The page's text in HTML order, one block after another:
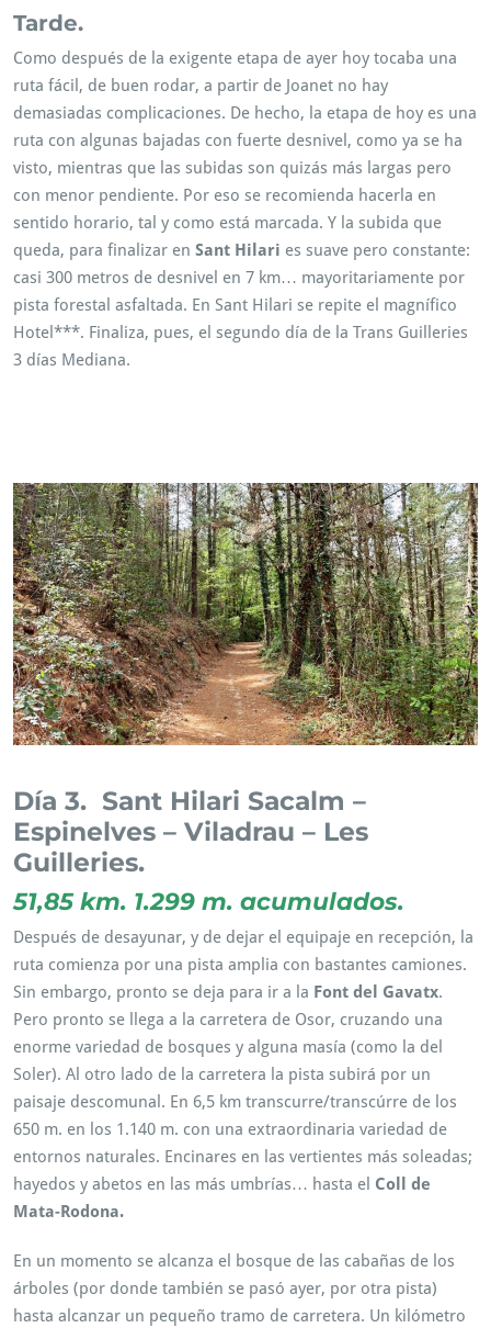
Tarde.
Como después de la exigente etapa de ayer hoy tocaba una
ruta fácil, de buen rodar, a partir de Joanet no hay
demasiadas complicaciones. De hecho, la etapa de hoy es una
ruta con algunas bajadas con fuerte desnivel, como ya se ha
visto, mientras que las subidas son quizás más largas pero
con menor pendiente. Por eso se recomienda hacerla en
sentido horario, tal y como está marcada. Y la subida que
queda, para finalizar en Sant Hilari es suave pero constante:
casi 300 metros de desnivel en 7 km… mayoritariamente por
pista forestal asfaltada. En Sant Hilari se repite el magnífico
Hotel***. Finaliza, pues, el segundo día de la Trans Guilleries
3 días Mediana.
Día 3. Sant Hilari Sacalm –
Espinelves – Viladrau – Les
Guilleries.
51,85 km. 1.299 m. acumulados.
Después de desayunar, y de dejar el equipaje en recepción, la
ruta comienza por una pista amplia con bastantes camiones.
Sin embargo, pronto se deja para ir a la Font del Gavatx.
Pero pronto se llega a la carretera de Osor, cruzando una
enorme variedad de bosques y alguna masía (como la del
Soler). Al otro lado de la carretera la pista subirá por un
paisaje descomunal. En 6,5 km transcurre/transcúrre de los
650 m. en los 1.140 m. con una extraordinaria variedad de
entornos naturales. Encinares en las vertientes más soleadas;
hayedos y abetos en las más umbrías… hasta el Coll de
Mata-Rodona.
En un momento se alcanza el bosque de las cabañas de los
árboles (por donde también se pasó ayer, por otra pista)
hasta alcanzar un pequeño tramo de carretera. Un kilómetro